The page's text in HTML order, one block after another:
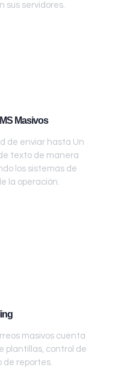
sus servidores.
Masivos
de enviar hasta Un
texto de manera
los sistemas de
la operación.
masivos cuenta
plantillas, control de
de reportes.